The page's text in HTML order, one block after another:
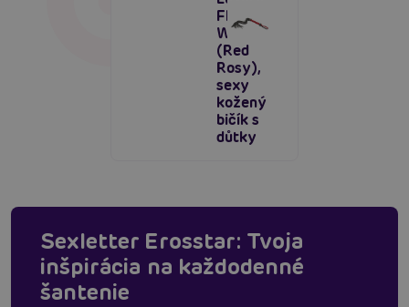
Flogger
Whip
(Red
Rosy),
sexy
kožený
bičík s
důtky
Sexletter Erosstar: Tvoja
inšpirácia na každodenné
šantenie